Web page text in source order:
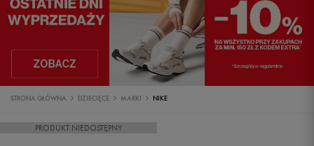
STRONA GŁÓWNA DZIECIĘCE MARKI NIKE
PRODUKT NIEDOSTĘPNY